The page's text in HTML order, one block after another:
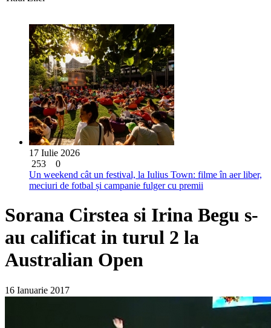
17 Iulie 2026
253
0
Un weekend cât un festival, la Iulius Town: filme în aer liber,
meciuri de fotbal și campanie fulger cu premii
Sorana Cirstea si Irina Begu s-
au calificat in turul 2 la
Australian Open
16 Ianuarie 2017